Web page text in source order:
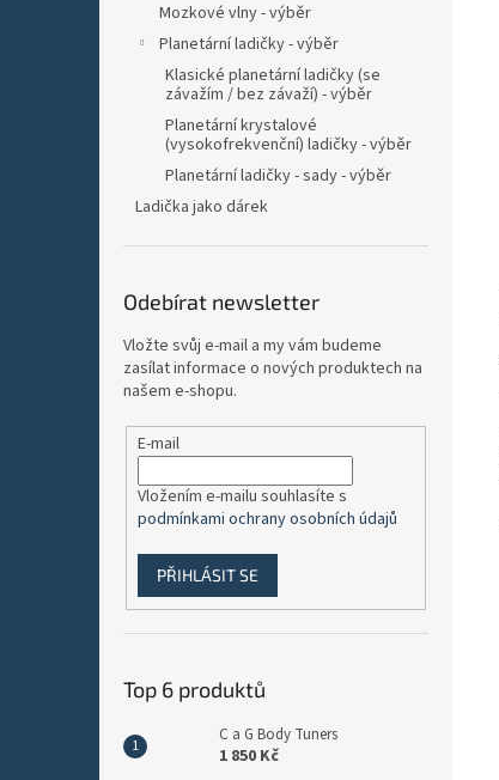
Mozkové vlny - výběr
Planetární ladičky - výběr
Klasické planetární ladičky (se
závažím / bez závaží) - výběr
Planetární krystalové
(vysokofrekvenční) ladičky - výběr
Planetární ladičky - sady - výběr
Ladička jako dárek
Odebírat newsletter
Vložte svůj e-mail a my vám budeme
zasílat informace o nových produktech na
našem e-shopu.
E-mail
Vložením e-mailu souhlasíte s
podmínkami ochrany osobních údajů
PŘIHLÁSIT SE
Top 6 produktů
C a G Body Tuners
1 850 Kč